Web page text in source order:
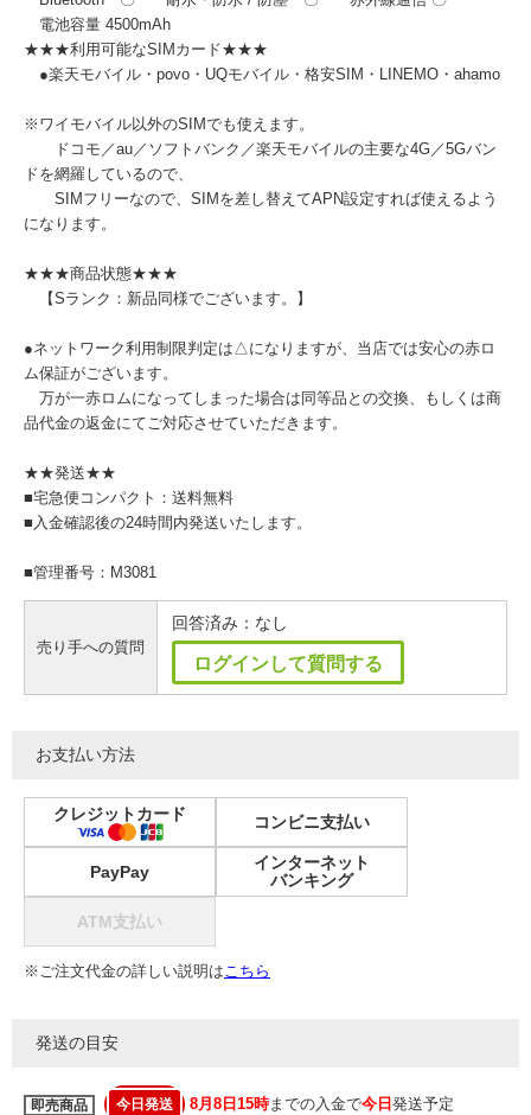
電池容量 4500mAh
★★★利用可能なSIMカード★★★
●楽天モバイル・povo・UQモバイル・格安SIM・LINEMO・ahamo
※ワイモバイル以外のSIMでも使えます。
ドコモ／au／ソフトバンク／楽天モバイルの主要な4G／5Gバン
ドを網羅しているので、
SIMフリーなので、SIMを差し替えてAPN設定すれば使えるよう
になります。
★★★商品状態★★★
【Sランク：新品同様でございます。】
●ネットワーク利用制限判定は△になりますが、当店では安心の赤ロ
ム保証がございます。
万が一赤ロムになってしまった場合は同等品との交換、もしくは商
品代金の返金にてご対応させていただきます。
★★発送★★
■宅急便コンパクト：送料無料
■入金確認後の24時間内発送いたします。
■管理番号：M3081
売り手への質問
回答済み：なし
ログインして質問する
お支払い方法
クレジットカード コンビニ支払い
PayPay
インターネット
バンキング
ATM支払い
※ご注文代金の詳しい説明はこちら
発送の目安
即売商品 今日発送 8月8日15時までの入金で今日 発送予定